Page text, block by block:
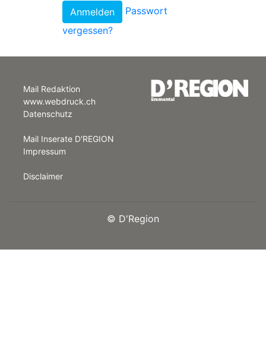
App
Passwort
vergessen?
Mail Redaktion
www.webdruck.ch
Datenschutz
Mail Inserate D'REGION
Impressum
Disclaimer
© D'Region